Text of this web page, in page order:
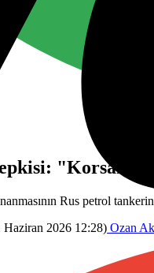
"Korsanlık
Rus petrol
Haziran 2026 12:28) Ozan